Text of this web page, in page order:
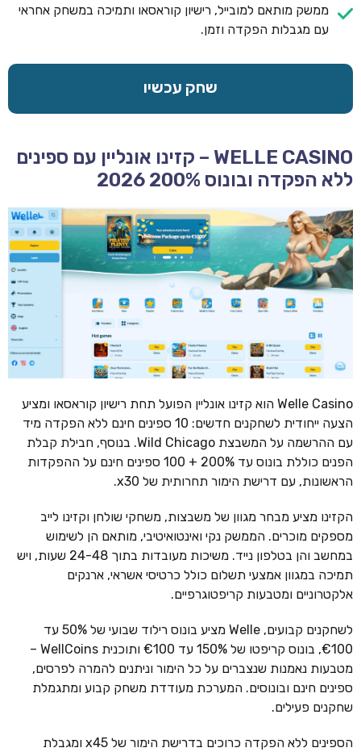
ממשק מותאם למובייל, רישיון קוראסאו ותמיכה במשחק אחראי
עם מגבלות הפקדה וזמן.
שחק עכשיו
WELLE CASINO – קזינו אונליין עם ספינים
ללא הפקדה ובונוס 200% 2026
Welle Casino הוא קזינו אונליין הפועל תחת רישיון קוראסאו ומציע
הצעה ייחודית לשחקנים חדשים: 10 ספינים חינם ללא הפקדה מיד
עם ההרשמה על המשבצת Wild Chicago. בנוסף, חבילת קבלת
הפנים כוללת בונוס עד 200% + 100 ספינים חינם על ההפקדות
הראשונות, עם דרישת הימור תחרותית של x30.
הקזינו מציע מבחר מגוון של משבצות, משחקי שולחן וקזינו לייב
מספקים מוכרים. הממשק נקי ואינטואיטיבי, מותאם הן לשימוש
במחשב והן בטלפון נייד. משיכות מעובדות בתוך 24-48 שעות, ויש
תמיכה במגוון אמצעי תשלום כולל כרטיסי אשראי, ארנקים
אלקטרוניים ומטבעות קריפטוגרפיים.
לשחקנים קבועים, Welle מציע בונוס רילוד שבועי של 50% עד
€100, בונוס קריפטו של 150% עד €100 ותוכנית WellCoins –
מטבעות נאמנות שנצברים על כל הימור וניתנים להמרה לפרסים,
ספינים חינם ובונוסים. המערכת מעודדת משחק קבוע ומתגמלת
שחקנים פעילים.
הספינים ללא הפקדה כרוכים בדרישת הימור של x45 ומגבלת